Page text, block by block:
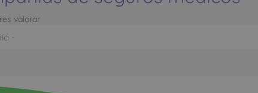
valorar